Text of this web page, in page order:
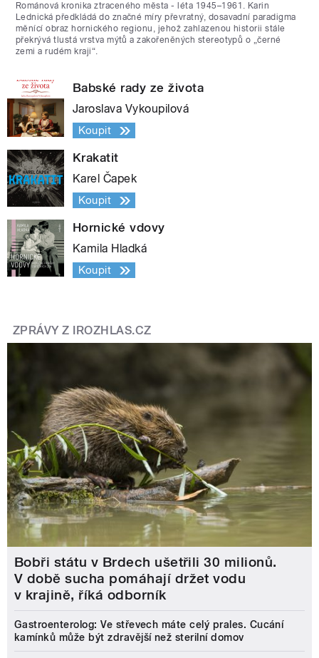
Románová kronika ztraceného města - léta 1945–1961. Karin
Lednická předkládá do značné míry převratný, dosavadní paradigma
měnící obraz hornického regionu, jehož zahlazenou historii stále
překrývá tlustá vrstva mýtů a zakořeněných stereotypů o „černé
zemi a rudém kraji“.
Babské rady ze života
Jaroslava Vykoupilová
Koupit
Krakatit
Karel Čapek
Koupit
Hornické vdovy
Kamila Hladká
Koupit
ZPRÁVY Z IROZHLAS.CZ
Bobři státu v Brdech ušetřili 30 milionů.
V době sucha pomáhají držet vodu
v krajině, říká odborník
Gastroenterolog: Ve střevech máte celý prales. Cucání
kamínků může být zdravější než sterilní domov